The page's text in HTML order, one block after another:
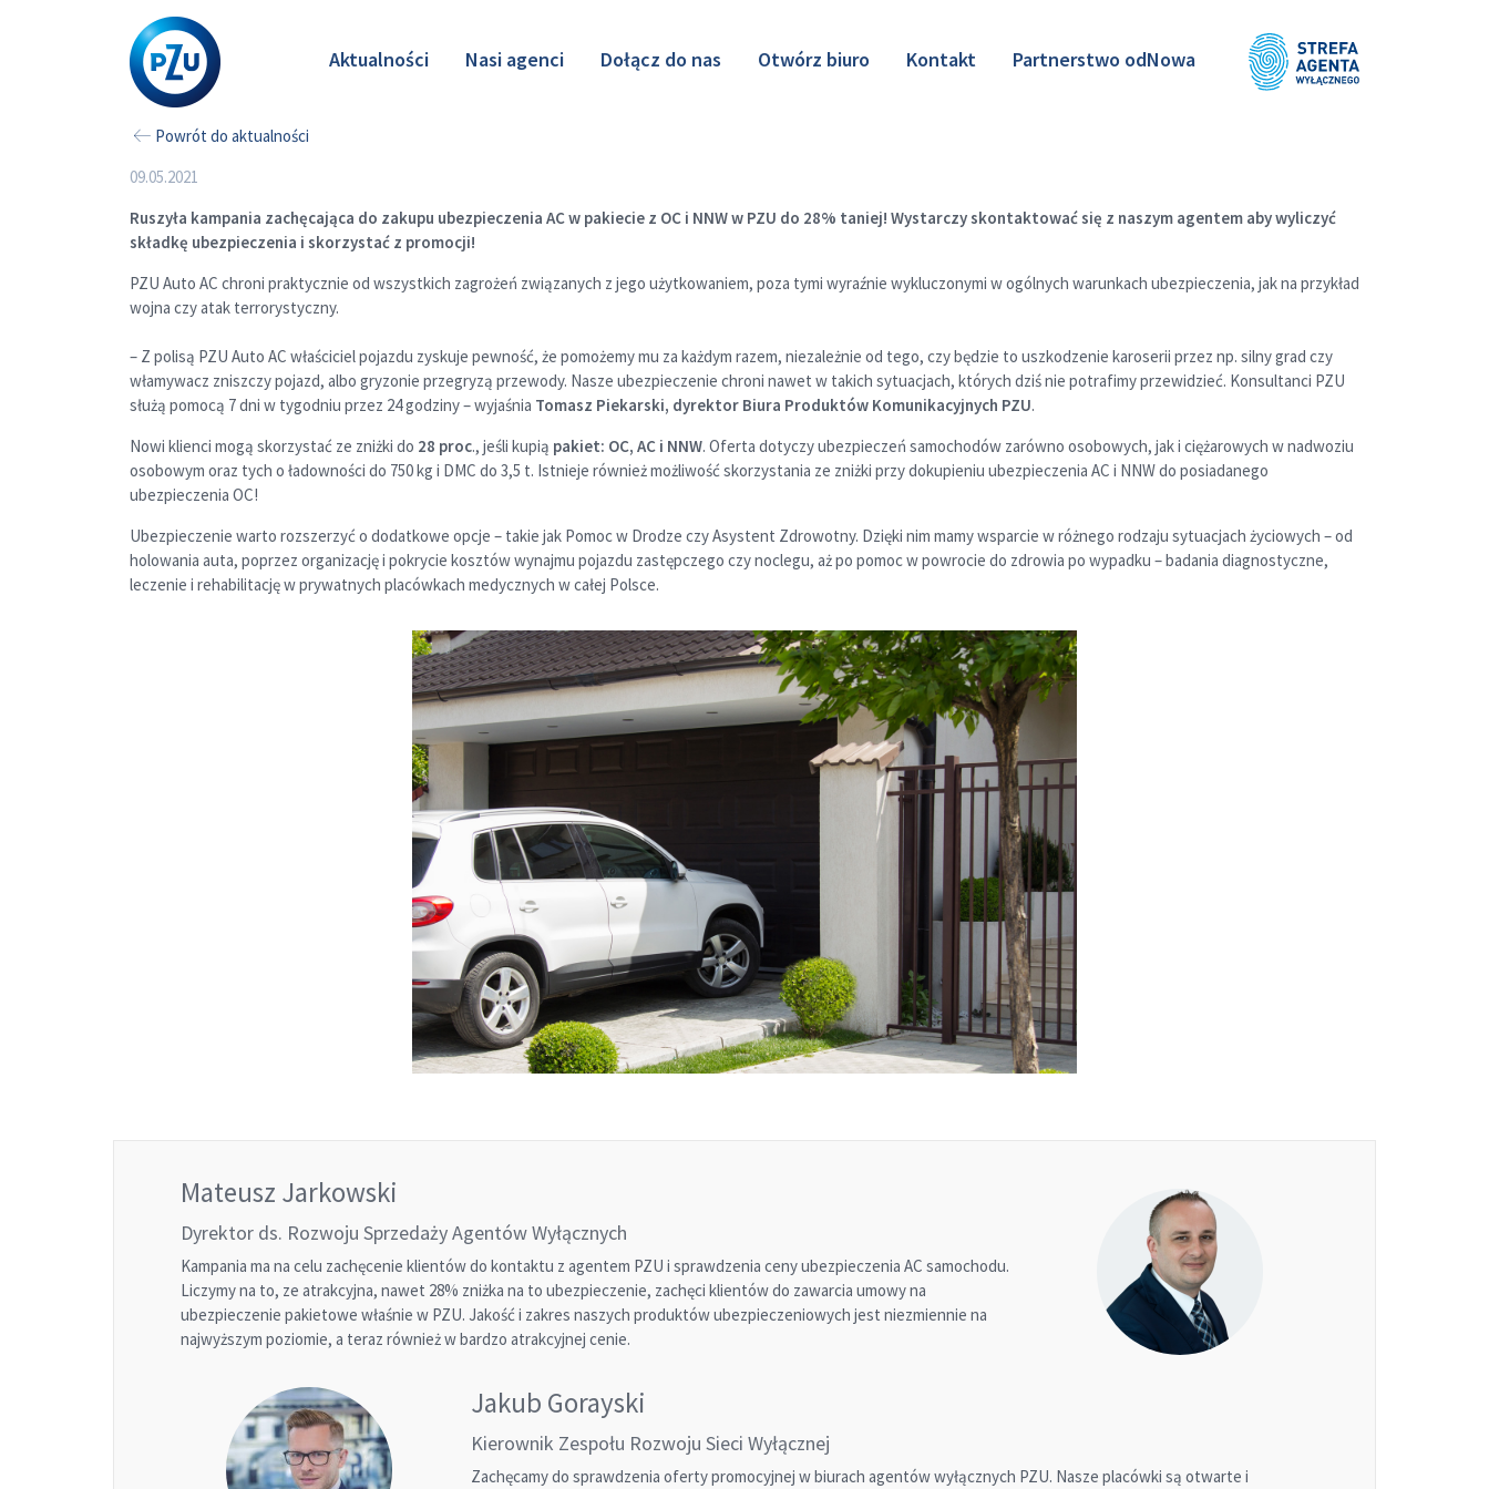
Aktualności Nasi agenci Dołącz do nas Otwórz biuro Kontakt Partnerstwo odNowa
Powrót do aktualności
09.05.2021
Ruszyła kampania zachęcająca do zakupu ubezpieczenia AC w pakiecie z OC i NNW w PZU do 28% taniej! Wystarczy skontaktować się z naszym agentem aby wyliczyć
składkę ubezpieczenia i skorzystać z promocji!
PZU Auto AC chroni praktycznie od wszystkich zagrożeń związanych z jego użytkowaniem, poza tymi wyraźnie wykluczonymi w ogólnych warunkach ubezpieczenia, jak na przykład
wojna czy atak terrorystyczny.
– Z polisą PZU Auto AC właściciel pojazdu zyskuje pewność, że pomożemy mu za każdym razem, niezależnie od tego, czy będzie to uszkodzenie karoserii przez np. silny grad czy
włamywacz zniszczy pojazd, albo gryzonie przegryzą przewody. Nasze ubezpieczenie chroni nawet w takich sytuacjach, których dziś nie potrafimy przewidzieć. Konsultanci PZU
służą pomocą 7 dni w tygodniu przez 24 godziny – wyjaśnia Tomasz Piekarski, dyrektor Biura Produktów Komunikacyjnych PZU.
Nowi klienci mogą skorzystać ze zniżki do 28 proc., jeśli kupią pakiet: OC, AC i NNW. Oferta dotyczy ubezpieczeń samochodów zarówno osobowych, jak i ciężarowych w nadwoziu
osobowym oraz tych o ładowności do 750 kg i DMC do 3,5 t. Istnieje również możliwość skorzystania ze zniżki przy dokupieniu ubezpieczenia AC i NNW do posiadanego
ubezpieczenia OC!
Ubezpieczenie warto rozszerzyć o dodatkowe opcje – takie jak Pomoc w Drodze czy Asystent Zdrowotny. Dzięki nim mamy wsparcie w różnego rodzaju sytuacjach życiowych – od
holowania auta, poprzez organizację i pokrycie kosztów wynajmu pojazdu zastępczego czy noclegu, aż po pomoc w powrocie do zdrowia po wypadku – badania diagnostyczne,
leczenie i rehabilitację w prywatnych placówkach medycznych w całej Polsce.
Mateusz Jarkowski
Dyrektor ds. Rozwoju Sprzedaży Agentów Wyłącznych
Kampania ma na celu zachęcenie klientów do kontaktu z agentem PZU i sprawdzenia ceny ubezpieczenia AC samochodu.
Liczymy na to, ze atrakcyjna, nawet 28% zniżka na to ubezpieczenie, zachęci klientów do zawarcia umowy na
ubezpieczenie pakietowe właśnie w PZU. Jakość i zakres naszych produktów ubezpieczeniowych jest niezmiennie na
najwyższym poziomie, a teraz również w bardzo atrakcyjnej cenie.
Jakub Gorayski
Kierownik Zespołu Rozwoju Sieci Wyłącznej
Zachęcamy do sprawdzenia oferty promocyjnej w biurach agentów wyłącznych PZU. Nasze placówki są otwarte i